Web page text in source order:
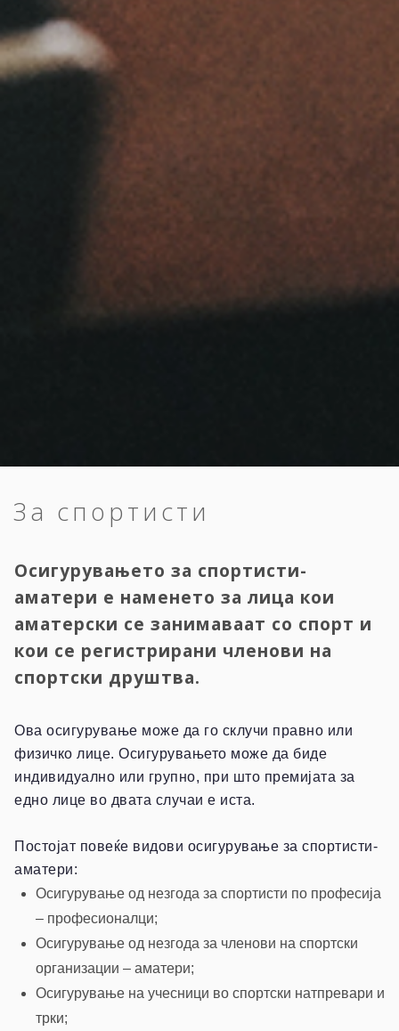
За спортисти
Осигурувањето за спортисти-
аматери е наменето за лица кои
аматерски се занимаваат со спорт и
кои се регистрирани членови на
спортски друштва.
Ова осигурување може да го склучи правно или
физичко лице. Осигурувањето може да биде
индивидуално или групно, при што премијата за
едно лице во двата случаи е иста.
Постојат повеќе видови осигурување за спортисти-
аматери:
Осигурување од незгода за спортисти по професија
– професионалци;
Осигурување од незгода за членови на спортски
организации – аматери;
Осигурување на учесници во спортски натпревари и
трки;